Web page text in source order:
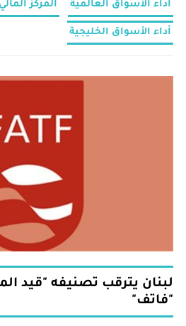
أداء الأسواق العالمية المركز
أداء الأسواق الخليجية
لبنان يترقب تصنيفه "قيد
"فاتف"